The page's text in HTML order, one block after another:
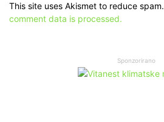
This site uses Akismet to reduce spam.
comment data is processed.
Sponzorirano